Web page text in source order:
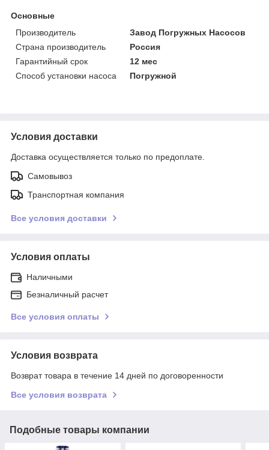
Основные
Производитель
Завод Погружных Насосов
Страна производитель
Россия
Гарантийный срок
12 мес
Способ установки насоса
Погружной
Условия доставки
Доставка осуществляется только по предоплате.
Самовывоз
Транспортная компания
Все условия доставки
Условия оплаты
Наличными
Безналичный расчет
Все условия оплаты
Условия возврата
Возврат товара в течение 14 дней по договоренности
Все условия возврата
Подобные товары компании